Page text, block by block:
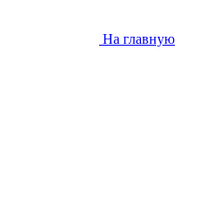
На главную